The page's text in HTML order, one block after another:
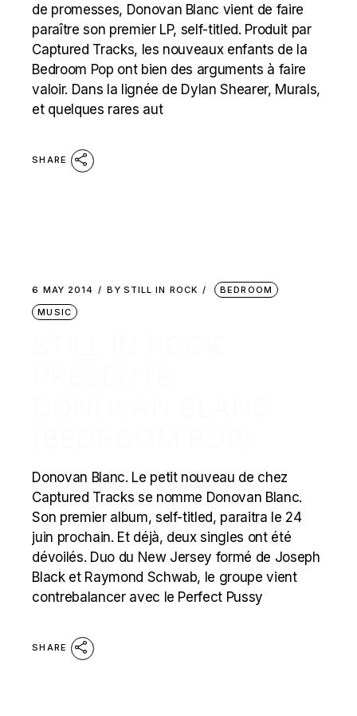
de promesses, Donovan Blanc vient de faire
paraître son premier LP, self-titled. Produit par
Captured Tracks, les nouveaux enfants de la
Bedroom Pop ont bien des arguments à faire
valoir. Dans la lignée de Dylan Shearer, Murals,
et quelques rares aut
SHARE
6 MAY 2014 BY STILL IN ROCK
BEDROOM
MUSIC
Donovan Blanc. Le petit nouveau de chez
Captured Tracks se nomme Donovan Blanc.
Son premier album, self-titled, paraitra le 24
juin prochain. Et déjà, deux singles ont été
dévoilés. Duo du New Jersey formé de Joseph
Black et Raymond Schwab, le groupe vient
contrebalancer avec le Perfect Pussy
SHARE